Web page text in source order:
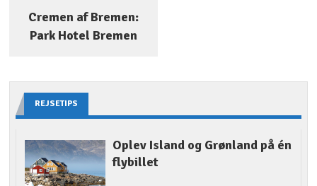
Cremen af Bremen:
Park Hotel Bremen
REJSETIPS
Oplev Island og Grønland på én
flybillet